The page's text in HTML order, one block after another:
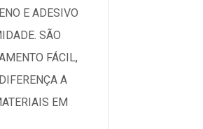
E ADESIVO
SÃO
FÁCIL,
A
EM